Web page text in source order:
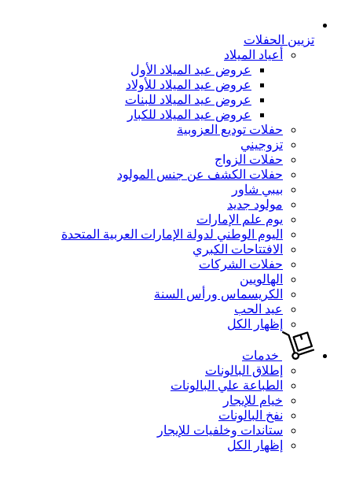
تزيين الحفلات
أعياد الميلاد
عروض عيد الميلاد الأول
عروض عيد الميلاد للأولاد
عروض عيد الميلاد للبنات
عروض عيد الميلاد للكبار
حفلات توديع العزوبية
تزوجيني
حفلات الزواج
حفلات الكشف عن جنس المولود
بيبي شاور
مولود جديد
يوم علم الإمارات
اليوم الوطني لدولة الإمارات العربية المتحدة
الافتتاحات الكبري
حفلات الشركات
الهالويين
الكريسماس ورأس السنة
عيد الحب
إظهار الكل
خدمات
إطلاق البالونات
الطباعة علي البالونات
خيام للإيجار
نفخ البالونات
ستاندات وخلفيات للإيجار
إظهار الكل